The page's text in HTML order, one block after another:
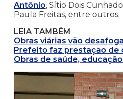
Antônio, Sítio Dois
Paula Freitas, entre outros.
LEIA TAMBÉM
Obras viárias vão
Prefeito faz prestação de
Obras de saúde,